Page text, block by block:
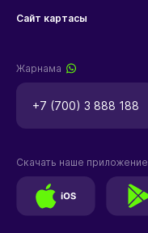
Сайт картасы
Жарнама
+7 (700) 3 888 188
Скачать наше приложение